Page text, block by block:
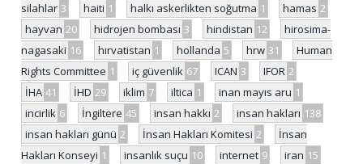
silahlar 3 haiti 1 halkı askerlikten soğutma 1 hamas 2
hayvan 20 hidrojen bombası 3 hindistan 12
hirosima-
nagasaki 16 hırvatistan 1 hollanda 5 hrw 31
Human
Rights Committee 1 iç güvenlik 67 ICAN 3 IFOR 2
İHA 41 İHD 29 iklim 7 iltica 1 inan mayıs aru 1
incirlik 6 İngiltere 45 insan hakkı 2 insan hakları 138
insan hakları günü 2 İnsan Hakları Komitesi 2
İnsan
Hakları Konseyi 1 insanlık suçu 10 internet 9 iran 15